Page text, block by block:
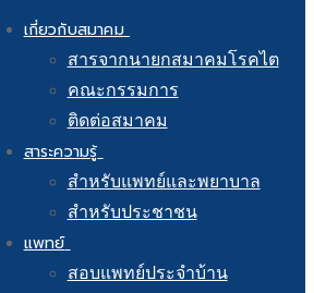
เกี่ยวกับสมาคม
สารจากนายกสมาคมโรคไต
คณะกรรมการ
ติดต่อสมาคม
สาระความรู้
สำหรับแพทย์และพยาบาล
สำหรับประชาชน
แพทย์
สอบแพทย์ประจำบ้าน